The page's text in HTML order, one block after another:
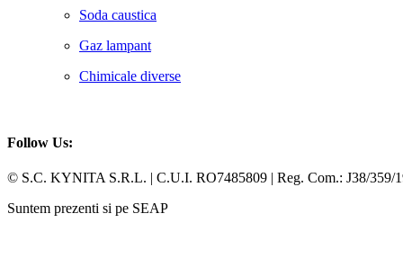
Soda caustica
Gaz lampant
Chimicale diverse
Follow Us:
Facebook
Whatsapp
© S.C. KYNITA S.R.L. | C.U.I. RO7485809 | Reg. Com.: J38/359/
Suntem prezenti si pe SEAP